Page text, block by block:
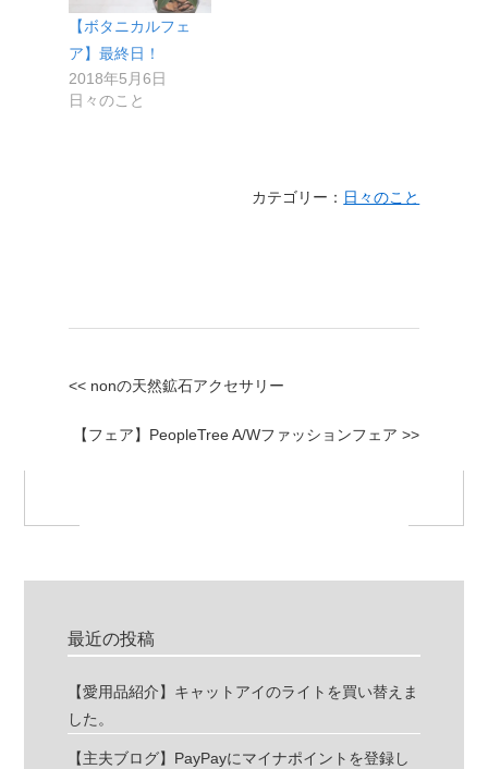
【ボタニカルフェ
ア】最終日！
2018年5月6日
日々のこと
カテゴリー： 日々のこと
<< nonの天然鉱石アクセサリー
【フェア】PeopleTree A/Wファッションフェア >>
最近の投稿
【愛用品紹介】キャットアイのライトを買い替えま
した。
【主夫ブログ】PayPayにマイナポイントを登録し